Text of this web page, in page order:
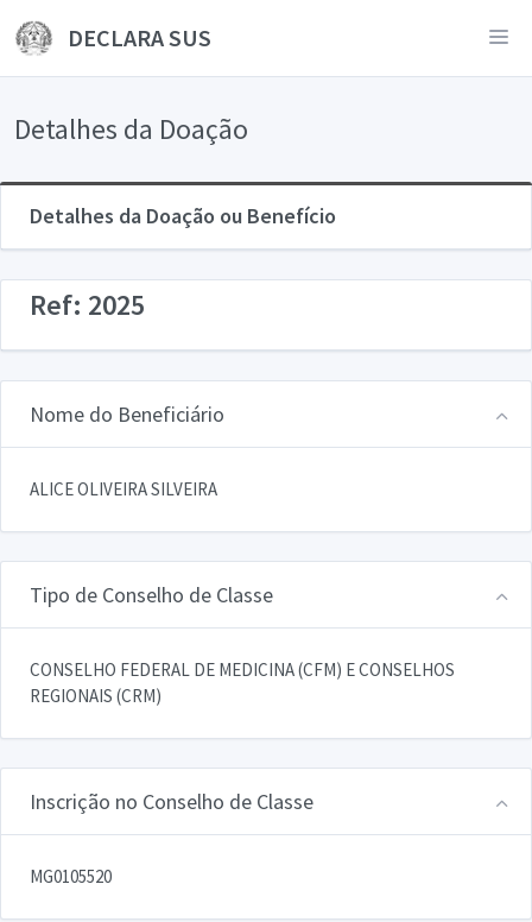
DECLARA SUS
Detalhes da Doação
Detalhes da Doação ou Benefício
Ref: 2025
Nome do Beneficiário
ALICE OLIVEIRA SILVEIRA
Tipo de Conselho de Classe
CONSELHO FEDERAL DE MEDICINA (CFM) E CONSELHOS
REGIONAIS (CRM)
Inscrição no Conselho de Classe
MG0105520